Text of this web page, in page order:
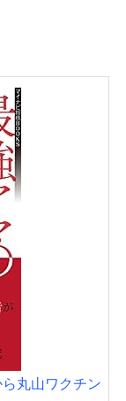
丸山ワクチン